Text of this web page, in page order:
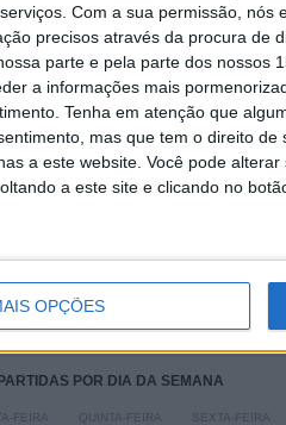
Com a sua permissão, nós
precisos através da procura de
parte e pela parte dos nossos
a informações mais
Tenha em atenção que
mas que tem o direito
a este website. Você pode
a este site e clicando no
OPÇÕES
RANKING POR
Liga Portugal 2
Amigável
6 (2,47%)
POR DIA DA SEMANA
FEIRA QUINTA-FEIRA SEXTA-FEIRA